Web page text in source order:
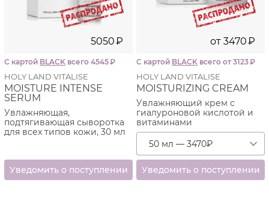
5050₽
С картой BLACK всего 4545₽
HOLY LAND VITALISE
MOISTURE INTENSE
SERUM
Увлажняющая,
подтягивающая сыворотка
для всех типов кожи, 30 мл
от 3470₽
С картой BLACK всего от 3123₽
HOLY LAND VITALISE
MOISTURIZING CREAM
Увлажняющий крем с
гиалуроновой кислотой и
витаминами
50 мл — 3470₽